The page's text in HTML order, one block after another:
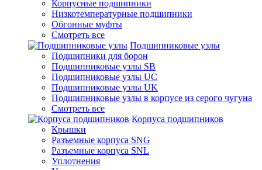
Корпусные подшипники
Низкотемпературные подшипники
Обгонные муфты
Смотреть все
Подшипниковые узлы
Подшипники для борон
Подшипниковые узлы SB
Подшипниковые узлы UC
Подшипниковые узлы UK
Подшипниковые узлы в корпусе из серого чугуна
Смотреть все
Корпуса подшипников
Крышки
Разъемные корпуса SNG
Разъемные корпуса SNL
Уплотнения